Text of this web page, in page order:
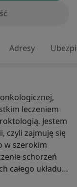
Adresy
leczeniem
Jestem
czyli zajmuję się
w szerokim
schorzeń
całego układu
jelit.